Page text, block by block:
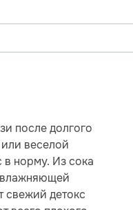
после долгого
веселой
в норму. Из сока
свежий детокс